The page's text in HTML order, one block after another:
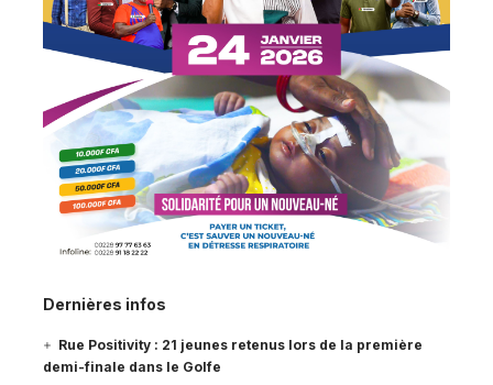
Dernières infos
Rue Positivity : 21 jeunes retenus lors de la première
demi-finale dans le Golfe